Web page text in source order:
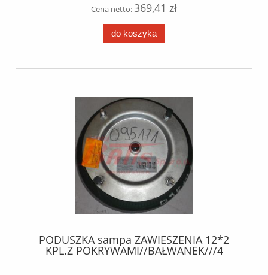
Cena netto:369,41 zł
do koszyka
PODUSZKA sampa ZAWIESZENIA 12*2
KPL.Z POKRYWAMI//BAŁWANEK///4